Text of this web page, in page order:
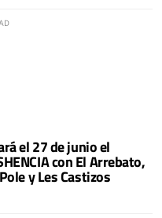
el 27 de junio el
con El Arrebato,
y Les Castizos